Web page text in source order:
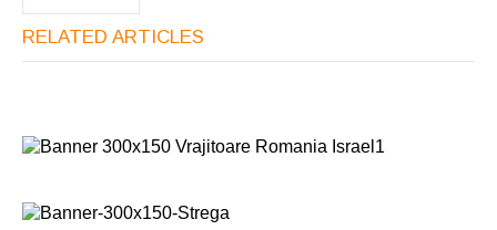
RELATED ARTICLES